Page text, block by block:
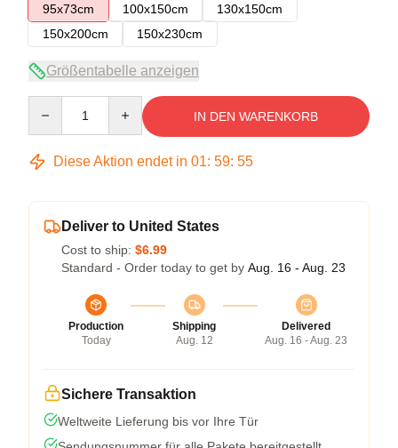
95x73cm
100x150cm
130x150cm
150x200cm
150x230cm
Größentabelle anzeigen
IN DEN WARENKORB
Diese Aktion endet in 01: 59: 54
Deliver to United States
Cost to ship: $6.99
Standard - Order today to get by Aug. 16 - Aug. 23
Production
Today
Shipping
Aug. 12
Delivered
Aug. 16 - Aug. 23
Sichere Transaktion
Weltweite Lieferung bis vor Ihre Tür